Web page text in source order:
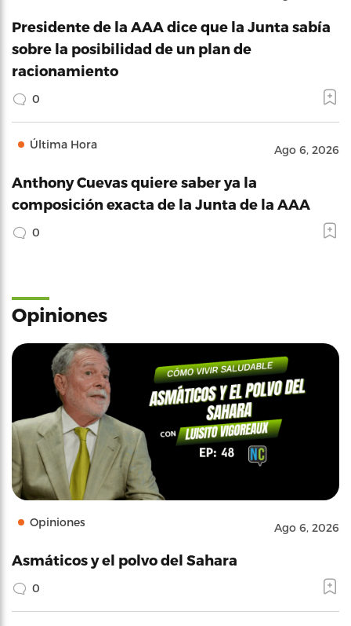
Presidente de la AAA dice que la Junta sabía
sobre la posibilidad de un plan de
racionamiento
0
Última Hora Ago 6, 2026
Anthony Cuevas quiere saber ya la
composición exacta de la Junta de la AAA
0
Opiniones
Opiniones Ago 6, 2026
Asmáticos y el polvo del Sahara
0